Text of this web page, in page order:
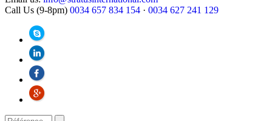
Call Us (9-8pm) 0034 657 834 154 · 0034 627 241 129